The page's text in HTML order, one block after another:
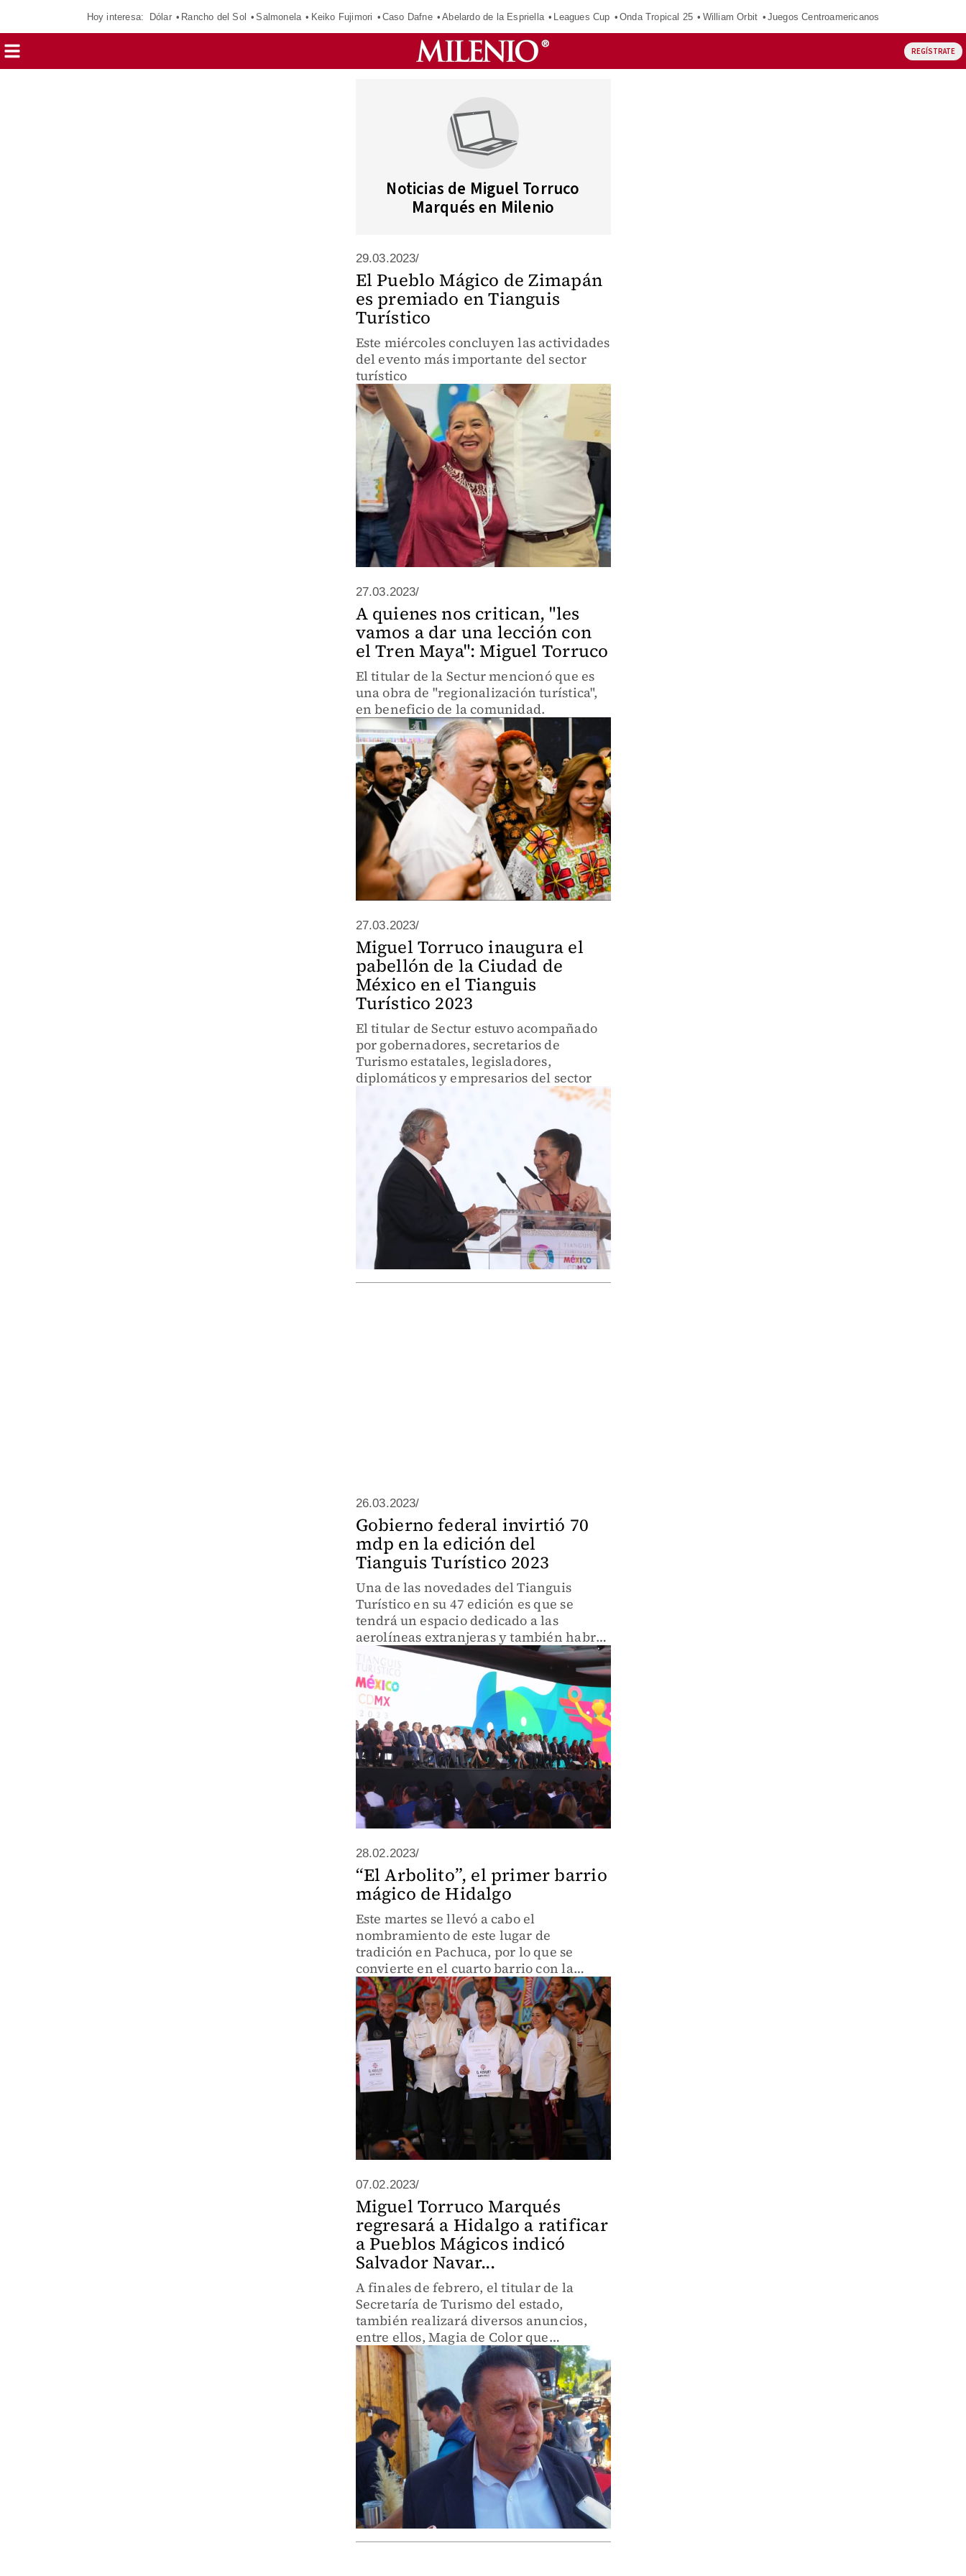
Hoy interesa: Dólar Rancho del Sol Salmonela Keiko Fujimori Caso Dafne Abelardo de la Espriella Leagues Cup Onda Tropical 25 William Orbit Juegos Centroamericanos
REGÍSTRATE
Noticias de Miguel Torruco
Marqués en Milenio
29.03.2023/
El Pueblo Mágico de Zimapán
es premiado en Tianguis
Turístico
Este miércoles concluyen las actividades
del evento más importante del sector
turístico
27.03.2023/
A quienes nos critican, "les
vamos a dar una lección con
el Tren Maya": Miguel Torruco
El titular de la Sectur mencionó que es
una obra de "regionalización turística",
en beneficio de la comunidad.
27.03.2023/
Miguel Torruco inaugura el
pabellón de la Ciudad de
México en el Tianguis
Turístico 2023
El titular de Sectur estuvo acompañado
por gobernadores, secretarios de
Turismo estatales, legisladores,
diplomáticos y empresarios del sector
26.03.2023/
Gobierno federal invirtió 70
mdp en la edición del
Tianguis Turístico 2023
Una de las novedades del Tianguis
Turístico en su 47 edición es que se
tendrá un espacio dedicado a las
aerolíneas extranjeras y también habrá
otro para el Tren Maya.
28.02.2023/
“El Arbolito”, el primer barrio
mágico de Hidalgo
Este martes se llevó a cabo el
nombramiento de este lugar de
tradición en Pachuca, por lo que se
convierte en el cuarto barrio con la
denominación en el país; se pintarán
140 fachadas y 20 murales artísticos que
se encuentran en el lugar
07.02.2023/
Miguel Torruco Marqués
regresará a Hidalgo a ratificar
a Pueblos Mágicos indicó
Salvador Navar...
A finales de febrero, el titular de la
Secretaría de Turismo del estado,
también realizará diversos anuncios,
entre ellos, Magia de Color que
impulsará la remodelación de Pueblos
Mágicos